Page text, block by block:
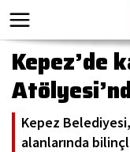
Kepez’de
Kepez
alanlarında